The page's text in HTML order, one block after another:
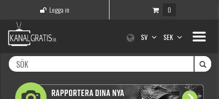
Logga in 0
Toggle
SV SEK